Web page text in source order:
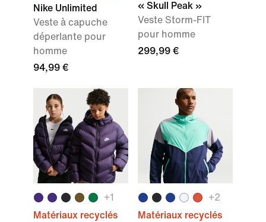
Nike Unlimited
Veste à capuche
déperlante pour
homme
94,99 €
« Skull Peak »
Veste Storm-FIT
pour homme
299,99 €
+1
Matériaux recyclés
+2
Matériaux recyclés